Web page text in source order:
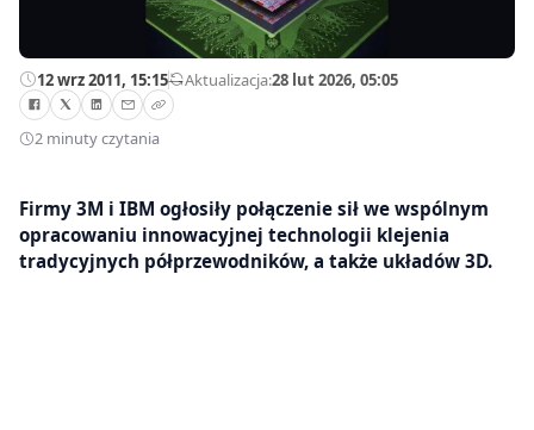
12 wrz 2011, 15:15—Aktualizacja:28 lut 2026, 05:05
2 minuty czytania
Firmy 3M i IBM ogłosiły połączenie sił we wspólnym
opracowaniu innowacyjnej technologii klejenia
tradycyjnych półprzewodników, a także układów 3D.